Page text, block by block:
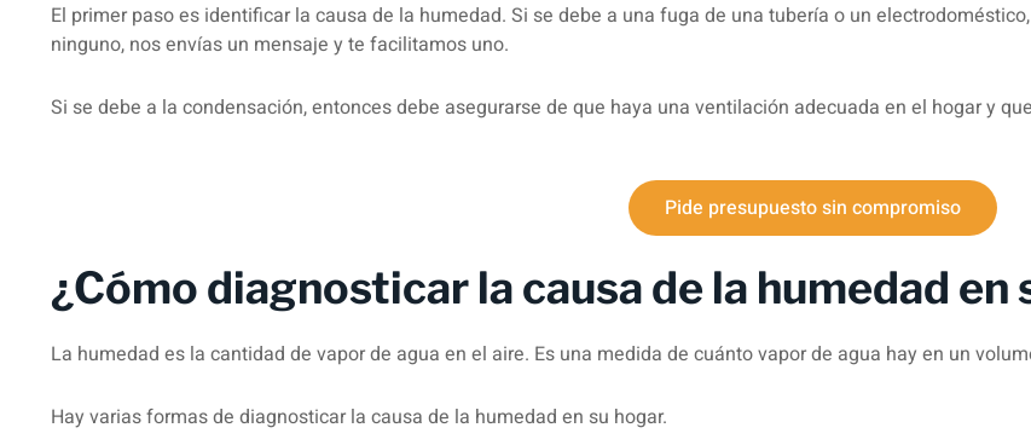
El primer paso es identificar la causa de la humedad. Si se debe a una fuga de una tubería o un
ninguno, nos envías un mensaje y te facilitamos uno.
Si se debe a la condensación, entonces debe asegurarse de que haya una ventilación adecuada en el hogar y
Pide presupuesto sin compromiso
¿Cómo diagnosticar la causa de la humedad en
La humedad es la cantidad de vapor de agua en el aire. Es una medida de cuánto vapor de agua hay en un
Hay varias formas de diagnosticar la causa de la humedad en su hogar.